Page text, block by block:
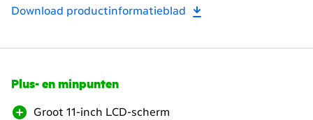
Download productinformatieblad
Scroll
beneden.
Plus- en minpunten
Groot 11-inch LCD-scherm